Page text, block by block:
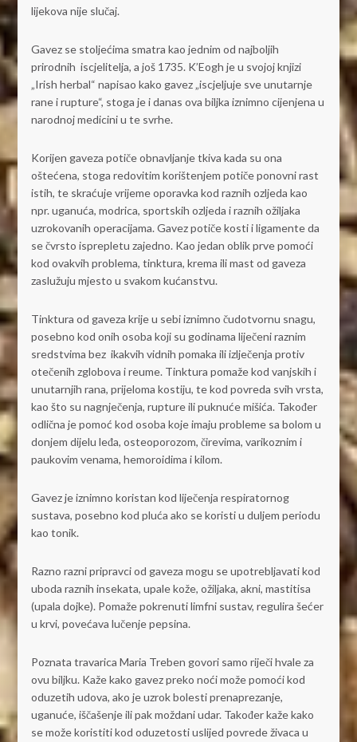
lijekova nije slučaj.
Gavez se stoljećima smatra kao jednim od najboljih
prirodnih iscjelitelja, a još 1735. K’Eogh je u svojoj knjizi
„Irish herbal“ napisao kako gavez „iscjeljuje sve unutarnje
rane i rupture“, stoga je i danas ova biljka iznimno cijenjena u
narodnoj medicini u te svrhe.
Korijen gaveza potiče obnavljanje tkiva kada su ona
oštećena, stoga redovitim korištenjem potiče ponovni rast
istih, te skraćuje vrijeme oporavka kod raznih ozljeda kao
npr. uganuća, modrica, sportskih ozljeda i raznih ožiljaka
uzrokovanih operacijama. Gavez potiče kosti i ligamente da
se čvrsto isprepletu zajedno. Kao jedan oblik prve pomoći
kod ovakvih problema, tinktura, krema ili mast od gaveza
zaslužuju mjesto u svakom kućanstvu.
Tinktura od gaveza krije u sebi iznimno čudotvornu snagu,
posebno kod onih osoba koji su godinama liječeni raznim
sredstvima bez ikakvih vidnih pomaka ili izlječenja protiv
otečenih zglobova i reume. Tinktura pomaže kod vanjskih i
unutarnjih rana, prijeloma kostiju, te kod povreda svih vrsta,
kao što su nagnječenja, rupture ili puknuće mišića. Također
odlična je pomoć kod osoba koje imaju probleme sa bolom u
donjem dijelu leđa, osteoporozom, čirevima, varikoznim i
paukovim venama, hemoroidima i kilom.
Gavez je iznimno koristan kod liječenja respiratornog
sustava, posebno kod pluća ako se koristi u duljem periodu
kao tonik.
Razno razni pripravci od gaveza mogu se upotrebljavati kod
uboda raznih insekata, upale kože, ožiljaka, akni, mastitisa
(upala dojke). Pomaže pokrenuti limfni sustav, regulira šećer
u krvi, povećava lučenje pepsina.
Poznata travarica Maria Treben govori samo riječi hvale za
ovu biljku. Kaže kako gavez preko noći može pomoći kod
oduzetih udova, ako je uzrok bolesti prenaprezanje,
uganuće, iščašenje ili pak moždani udar. Također kaže kako
se može koristiti kod oduzetosti uslijed povrede živaca u